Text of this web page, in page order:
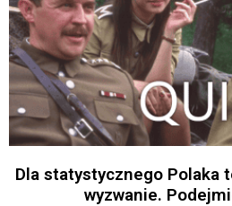
Dla statystycznego Polaka
wyzwanie.